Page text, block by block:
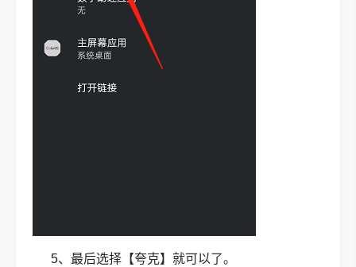
5、最后选择【夸克】就可以了。